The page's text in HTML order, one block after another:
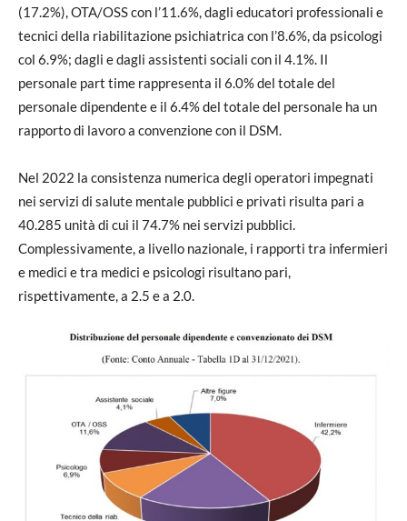
(17.2%), OTA/OSS con l’11.6%, dagli educatori professionali e
tecnici della riabilitazione psichiatrica con l’8.6%, da psicologi
col 6.9%; dagli e dagli assistenti sociali con il 4.1%. Il
personale part time rappresenta il 6.0% del totale del
personale dipendente e il 6.4% del totale del personale ha un
rapporto di lavoro a convenzione con il DSM.
Nel 2022 la consistenza numerica degli operatori impegnati
nei servizi di salute mentale pubblici e privati risulta pari a
40.285 unità di cui il 74.7% nei servizi pubblici.
Complessivamente, a livello nazionale, i rapporti tra infermieri
e medici e tra medici e psicologi risultano pari,
rispettivamente, a 2.5 e a 2.0.